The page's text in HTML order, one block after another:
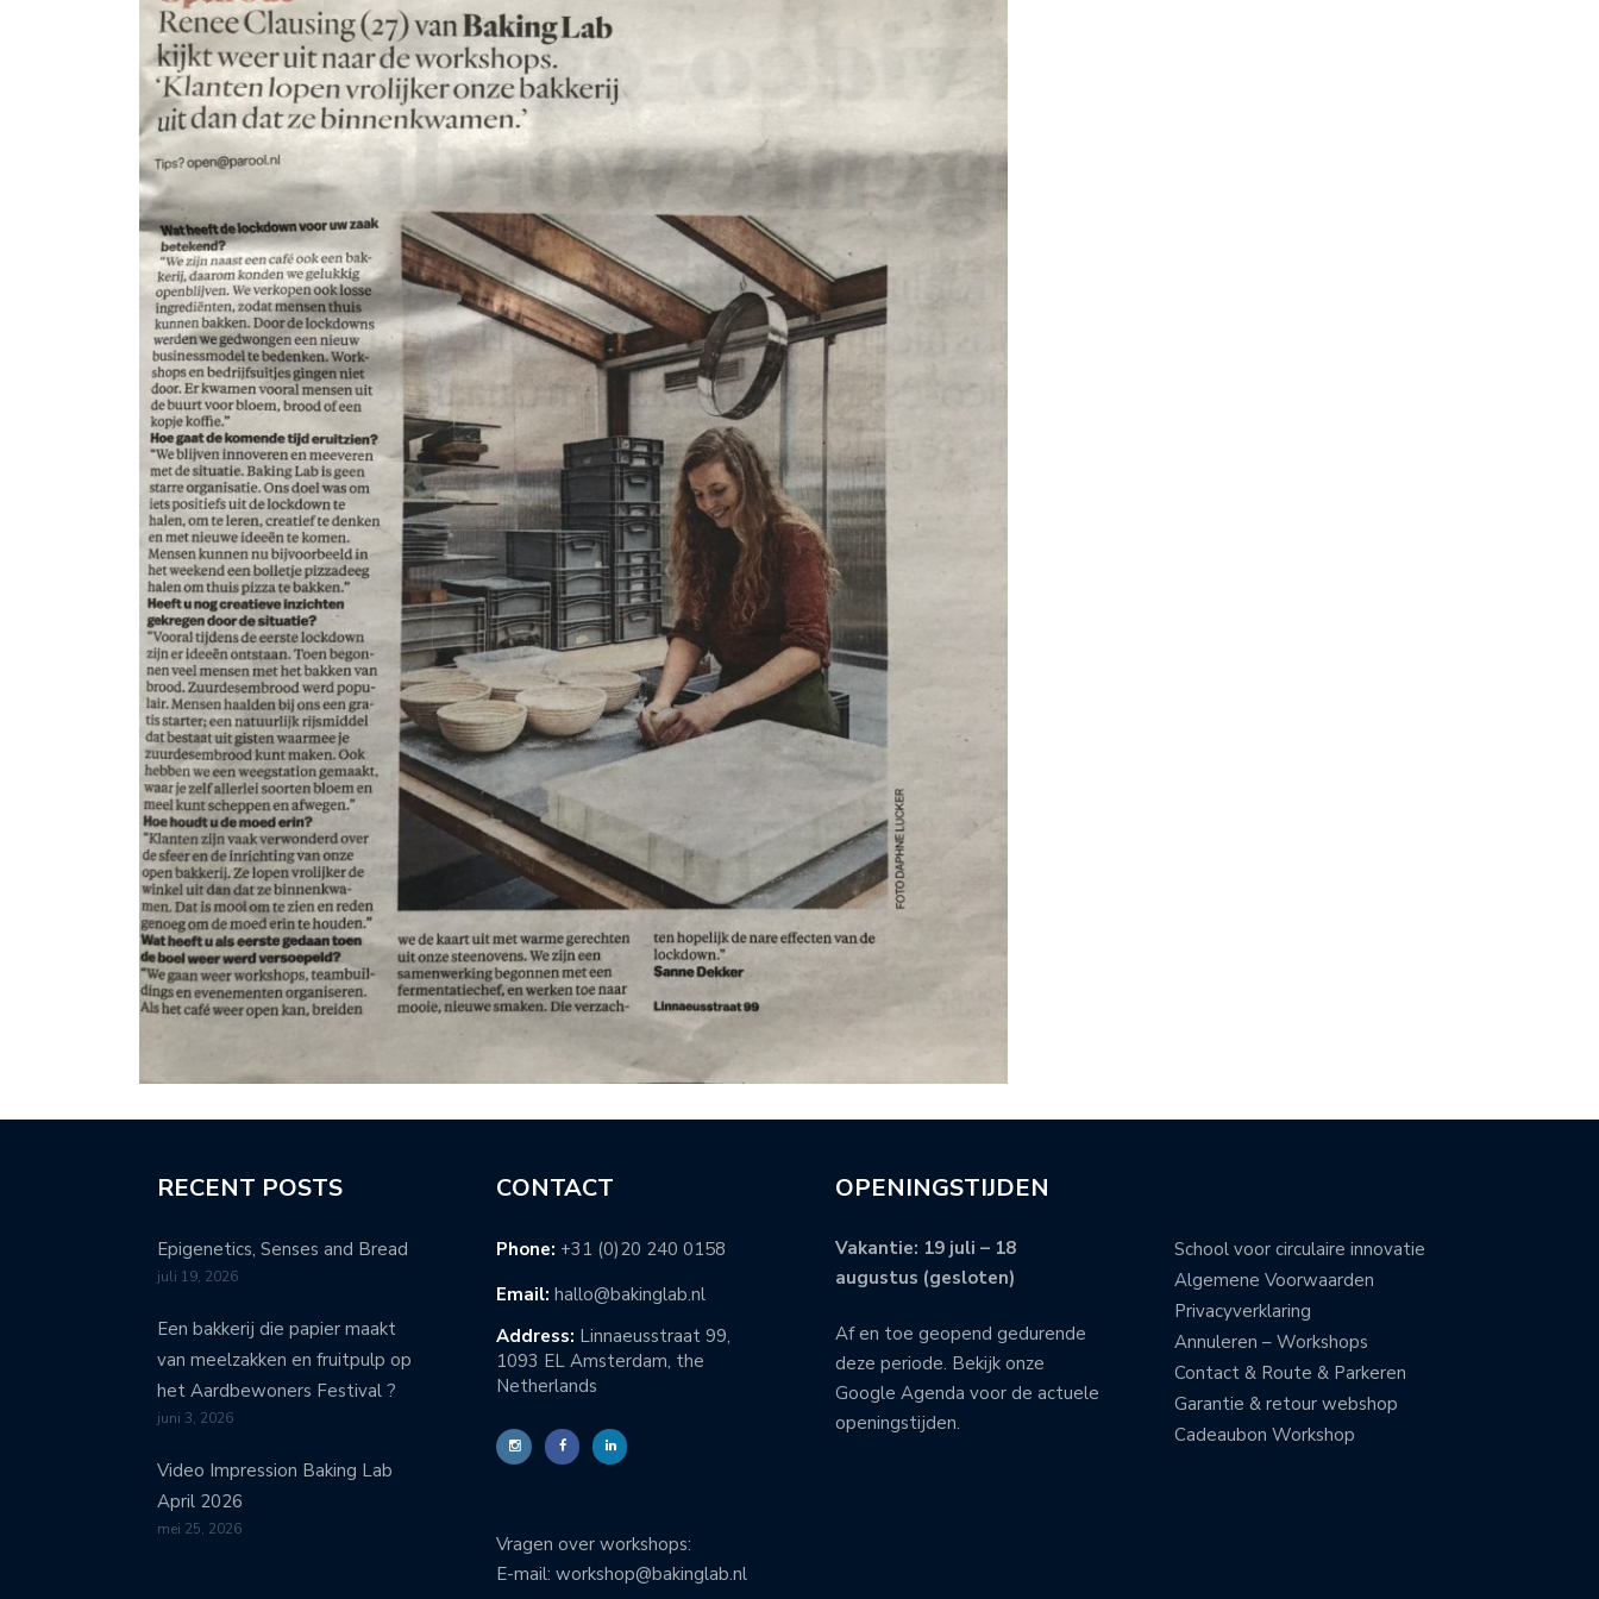
RECENT POSTS
Epigenetics, Senses and Bread
juli 19, 2026
Een bakkerij die papier maakt
van meelzakken en fruitpulp op
het Aardbewoners Festival ?
juni 3, 2026
Video Impression Baking Lab
April 2026
mei 25, 2026
CONTACT
Phone: +31 (0)20 240 0158
Email: hallo@bakinglab.nl
Address: Linnaeusstraat 99,
1093 EL Amsterdam, the
Netherlands
Vragen over workshops:
E-mail: workshop@bakinglab.nl
OPENINGSTIJDEN
Vakantie: 19 juli – 18
augustus (gesloten)
Af en toe geopend gedurende
deze periode. Bekijk onze
Google Agenda voor de actuele
openingstijden.
School voor circulaire innovatie
Algemene Voorwaarden
Privacyverklaring
Annuleren – Workshops
Contact & Route & Parkeren
Garantie & retour webshop
Cadeaubon Workshop